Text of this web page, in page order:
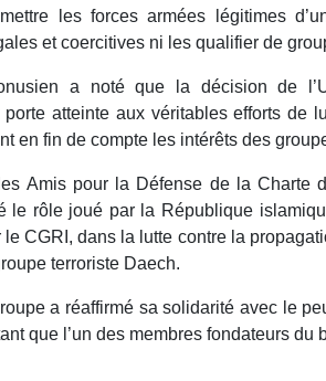
les forces armées légitimes
et coercitives ni les qualifier de
a noté que la décision de
porte atteinte aux véritables efforts de
en fin de compte les intérêts des
Amis pour la Défense de la Charte
le rôle joué par la République
CGRI, dans la lutte contre la
terroriste Daech.
a réaffirmé sa solidarité avec le
que l’un des membres fondateurs du